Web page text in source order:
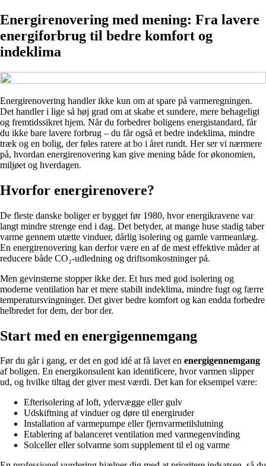
Energirenovering med mening: Fra lavere
energiforbrug til bedre komfort og
indeklima
Energirenovering handler ikke kun om at spare på varmeregningen.
Det handler i lige så høj grad om at skabe et sundere, mere behageligt
og fremtidssikret hjem. Når du forbedrer boligens energistandard, får
du ikke bare lavere forbrug – du får også et bedre indeklima, mindre
træk og en bolig, der føles rarere at bo i året rundt. Her ser vi nærmere
på, hvordan energirenovering kan give mening både for økonomien,
miljøet og hverdagen.
Hvorfor energirenovere?
De fleste danske boliger er bygget før 1980, hvor energikravene var
langt mindre strenge end i dag. Det betyder, at mange huse stadig taber
varme gennem utætte vinduer, dårlig isolering og gamle varmeanlæg.
En energirenovering kan derfor være en af de mest effektive måder at
reducere både CO₂-udledning og driftsomkostninger på.
Men gevinsterne stopper ikke der. Et hus med god isolering og
moderne ventilation har et mere stabilt indeklima, mindre fugt og færre
temperatursvingninger. Det giver bedre komfort og kan endda forbedre
helbredet for dem, der bor der.
Start med en energigennemgang
Før du går i gang, er det en god idé at få lavet en energigennemgang
af boligen. En energikonsulent kan identificere, hvor varmen slipper
ud, og hvilke tiltag der giver mest værdi. Det kan for eksempel være:
Efterisolering af loft, ydervægge eller gulv
Udskiftning af vinduer og døre til energiruder
Installation af varmepumpe eller fjernvarmetilslutning
Etablering af balanceret ventilation med varmegenvinding
Solceller eller solvarme som supplement til el og varme